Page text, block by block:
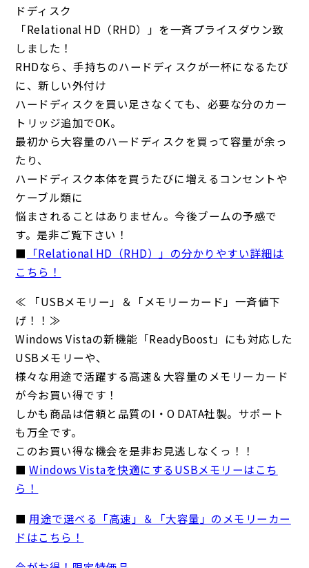
ドディスク
「Relational HD（RHD）」を一斉プライスダウン致
しました！
RHDなら、手持ちのハードディスクが一杯になるたび
に、新しい外付け
ハードディスクを買い足さなくても、必要な分のカー
トリッジ追加でOK。
最初から大容量のハードディスクを買って容量が余っ
たり、
ハードディスク本体を買うたびに増えるコンセントや
ケーブル類に
悩まされることはありません。今後ブームの予感で
す。是非ご覧下さい！
■ 「Relational HD（RHD）」の分かりやすい詳細は
こちら！
≪ 「USBメモリー」＆「メモリーカード」一斉値下
げ！！≫
Windows Vistaの新機能「ReadyBoost」にも対応した
USBメモリーや、
様々な用途で活躍する高速＆大容量のメモリーカード
が今お買い得です！
しかも商品は信頼と品質のI・O DATA社製。サポート
も万全です。
このお買い得な機会を是非お見逃しなくっ！！
■Windows Vistaを快適にするUSBメモリーはこち
ら！
■ 用途で選べる「高速」＆「大容量」のメモリーカー
ドはこちら！